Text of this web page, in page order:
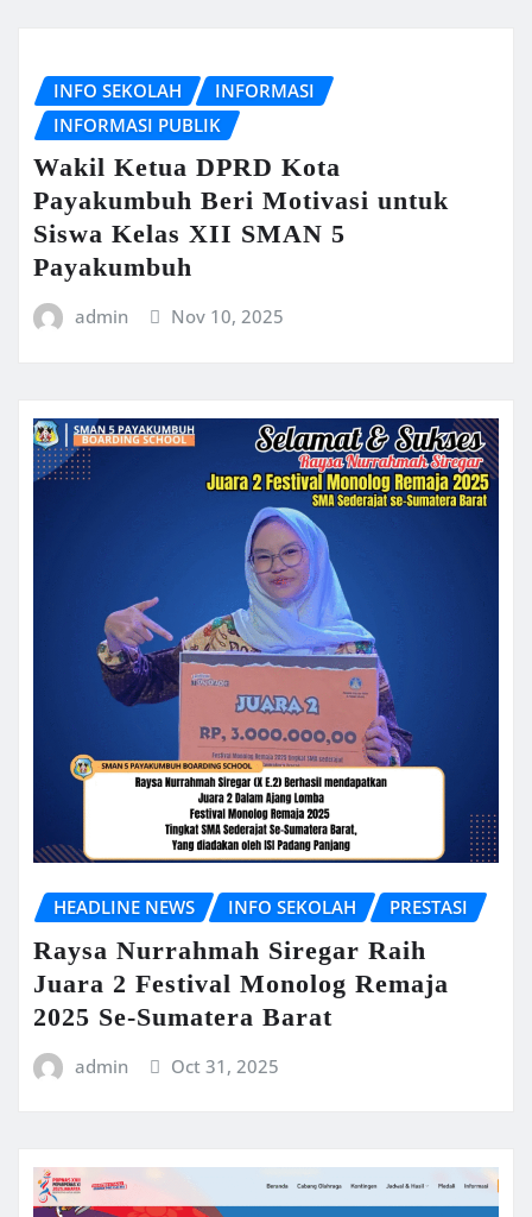
INFO SEKOLAH
INFORMASI
INFORMASI PUBLIK
Wakil Ketua DPRD Kota
Payakumbuh Beri Motivasi untuk
Siswa Kelas XII SMAN 5
Payakumbuh
admin Nov 10, 2025
HEADLINE NEWS INFO SEKOLAH PRESTASI
Raysa Nurrahmah Siregar Raih
Juara 2 Festival Monolog Remaja
2025 Se-Sumatera Barat
admin Oct 31, 2025